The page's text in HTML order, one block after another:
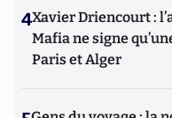
4Xavier Driencourt :
Mafia ne signe
Paris et Alger